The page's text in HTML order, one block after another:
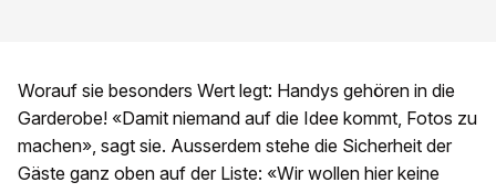
Worauf sie besonders Wert legt: Handys gehören in die
Garderobe! «Damit niemand auf die Idee kommt, Fotos zu
machen», sagt sie. Ausserdem stehe die Sicherheit der
Gäste ganz oben auf der Liste: «Wir wollen hier keine